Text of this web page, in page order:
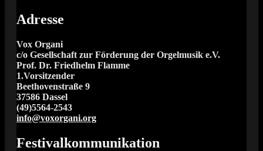
Adresse
Vox Organi
c/o Gesellschaft zur Förderung der Orgelmusik e.V.
Prof. Dr. Friedhelm Flamme
1.Vorsitzender
Beethovenstraße 9
37586 Dassel
(49)5564-2543
info@voxorgani.org
Festivalkommunikation